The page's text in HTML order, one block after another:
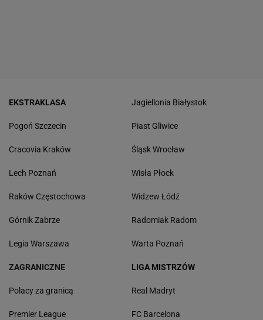
EKSTRAKLASA
Pogoń Szczecin
Cracovia Kraków
Lech Poznań
Raków Częstochowa
Górnik Zabrze
Legia Warszawa
Jagiellonia Białystok
Piast Gliwice
Śląsk Wrocław
Wisła Płock
Widzew Łódź
Radomiak Radom
Warta Poznań
ZAGRANICZNE
Polacy za granicą
Premier League
LIGA MISTRZÓW
Real Madryt
FC Barcelona